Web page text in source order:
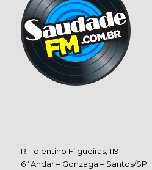
R. Tolentino Filgueiras, 119
6º Andar – Gonzaga – Santos/SP